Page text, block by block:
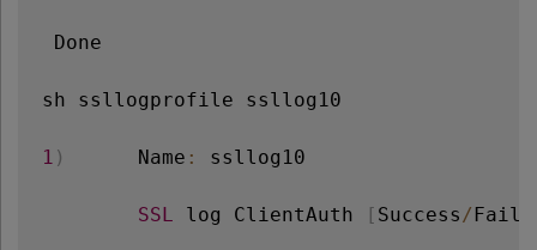
Done
sh ssllogprofile ssllog10
1 )
      Name
: ssllog10
SSL log ClientAuth [ Success /